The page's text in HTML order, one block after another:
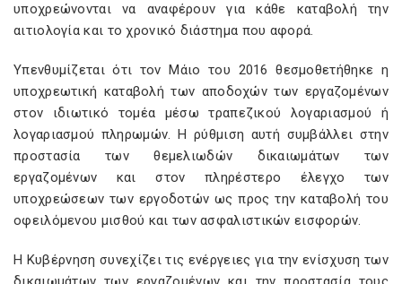
υποχρεώνονται να αναφέρουν για κάθε καταβολή την
αιτιολογία και το χρονικό διάστημα που αφορά.
Υπενθυμίζεται ότι τον Μάιο του 2016 θεσμοθετήθηκε η
υποχρεωτική καταβολή των αποδοχών των εργαζομένων
στον ιδιωτικό τομέα μέσω τραπεζικού λογαριασμού ή
λογαριασμού πληρωμών. Η ρύθμιση αυτή συμβάλλει στην
προστασία των θεμελιωδών δικαιωμάτων των
εργαζομένων και στον πληρέστερο έλεγχο των
υποχρεώσεων των εργοδοτών ως προς την καταβολή του
οφειλόμενου μισθού και των ασφαλιστικών εισφορών.
Η Κυβέρνηση συνεχίζει τις ενέργειες για την ενίσχυση των